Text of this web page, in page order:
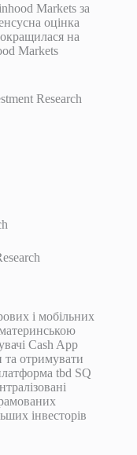
Markets за
оцінка
на
Markets
і мобільних
Cash App
та отримувати
tbd SQ
інвесторів